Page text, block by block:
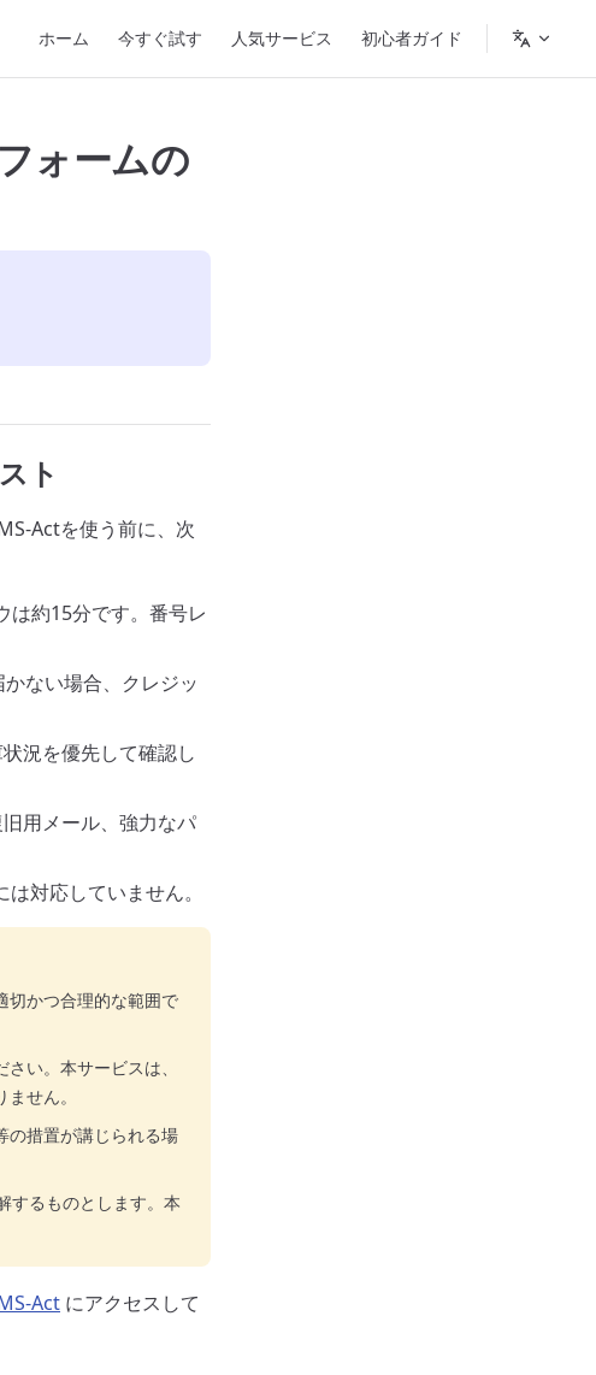
ホーム 今すぐ試す 人気サービス 初心者ガイド
ォームの
ト
Actを使う前に、次
は約15分です。番号レ
ない場合、クレジッ
況を優先して確認し
用メール、強力なパ
対応していません。
切かつ合理的な範囲で
い。本サービスは、
せん。
の措置が講じられる場
するものとします。本
Act にアクセスして